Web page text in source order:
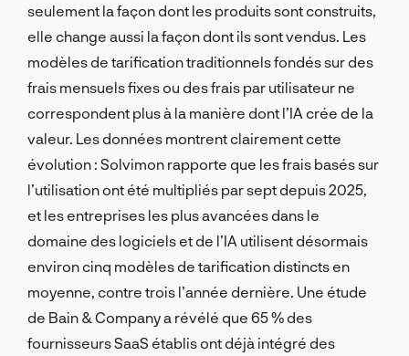
seulement la façon dont les produits sont construits,
elle change aussi la façon dont ils sont vendus. Les
modèles de tarification traditionnels fondés sur des
frais mensuels fixes ou des frais par utilisateur ne
correspondent plus à la manière dont l’IA crée de la
valeur. Les données montrent clairement cette
évolution : Solvimon rapporte que les frais basés sur
l’utilisation ont été multipliés par sept depuis 2025,
et les entreprises les plus avancées dans le
domaine des logiciels et de l’IA utilisent désormais
environ cinq modèles de tarification distincts en
moyenne, contre trois l’année dernière. Une étude
de Bain & Company a révélé que 65 % des
fournisseurs SaaS établis ont déjà intégré des